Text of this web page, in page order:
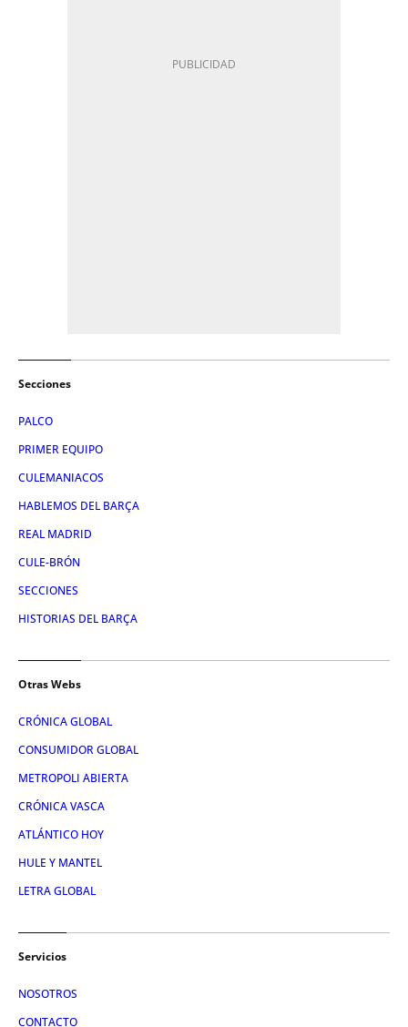
Secciones
PALCO
PRIMER EQUIPO
CULEMANIACOS
HABLEMOS DEL BARÇA
REAL MADRID
CULE-BRÓN
SECCIONES
HISTORIAS DEL BARÇA
Otras Webs
CRÓNICA GLOBAL
CONSUMIDOR GLOBAL
METROPOLI ABIERTA
CRÓNICA VASCA
ATLÁNTICO HOY
HULE Y MANTEL
LETRA GLOBAL
Servicios
NOSOTROS
CONTACTO